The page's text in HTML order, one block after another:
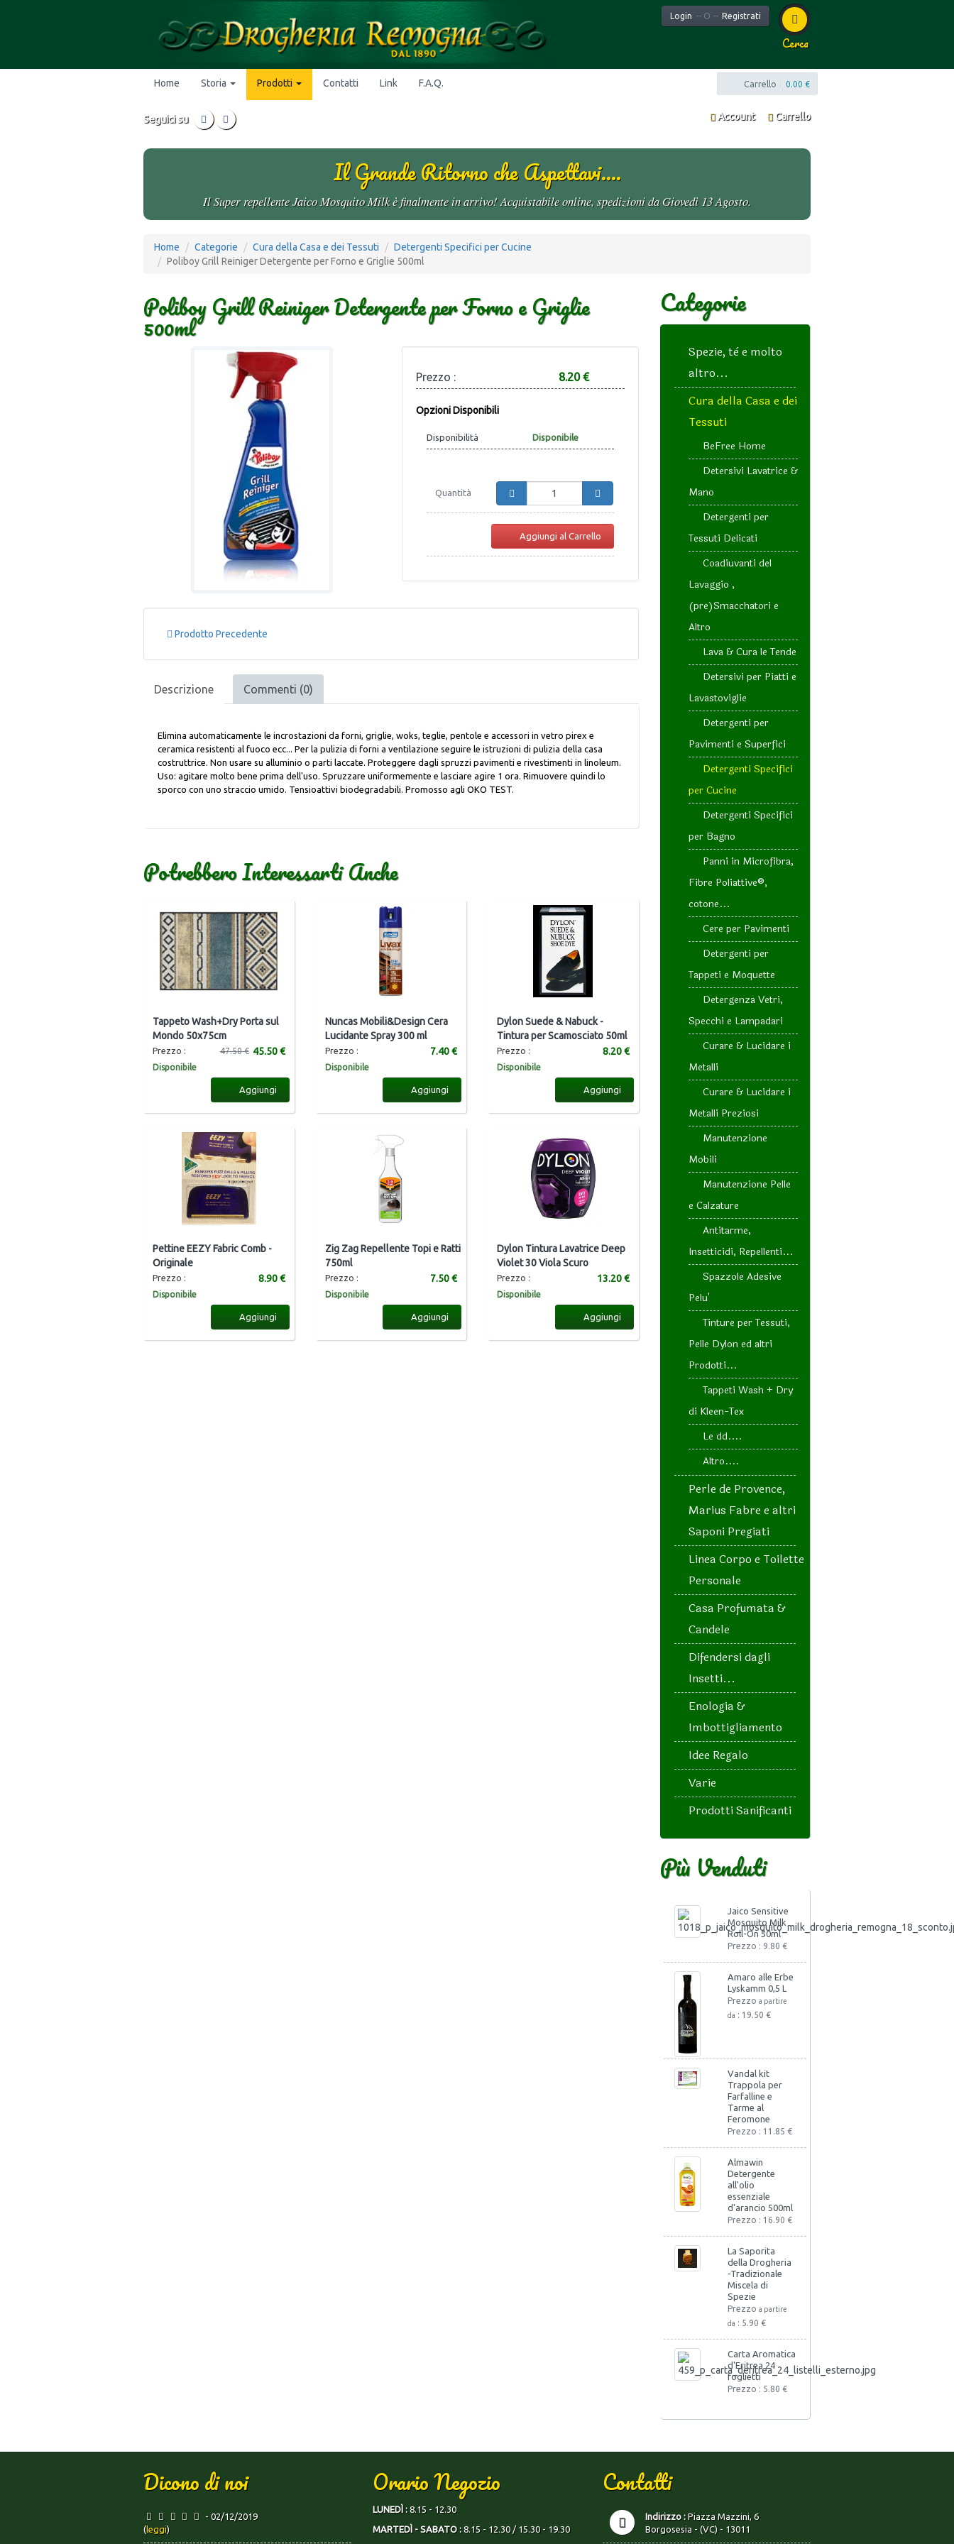
Login -- O -- Registrati
Cerca
Home Storia Prodotti Contatti Link F.A.Q. Carrello 0.00 €
Seguici su Account Carrello
Il Grande Ritorno che Aspettavi....
Il Super repellente Jaico Mosquito Milk è finalmente in arrivo! Acquistabile online, spedizioni da Giovedì 13 Agosto.
Home Categorie Cura della Casa e dei Tessuti
Detergenti Specifici per Cucine
Poliboy Grill Reiniger Detergente per Forno e Griglie 500ml
Poliboy Grill Reiniger Detergente per Forno e Griglie
500ml
Prezzo : 8.20 €
Opzioni Disponibili
Disponibilità Disponibile
Quantità
Aggiungi al Carrello
Prodotto Precedente
Descrizione Commenti (0)
Elimina automaticamente le incrostazioni da forni, griglie, woks, teglie, pentole e accessori in vetro pirex e
ceramica resistenti al fuoco ecc... Per la pulizia di forni a ventilazione seguire le istruzioni di pulizia della casa
costruttrice. Non usare su alluminio o parti laccate. Proteggere dagli spruzzi pavimenti e rivestimenti in linoleum.
Uso: agitare molto bene prima dell'uso. Spruzzare uniformemente e lasciare agire 1 ora. Rimuovere quindi lo
sporco con uno straccio umido. Tensioattivi biodegradabili. Promosso agli OKO TEST.
Potrebbero Interessarti Anche
Tappeto Wash+Dry Porta sul
Mondo 50x75cm
Prezzo : 45.50 €
47.50 €
Disponibile
Aggiungi
Nuncas Mobili&Design Cera
Lucidante Spray 300 ml
Prezzo : 7.40 €
Disponibile
Aggiungi
Dylon Suede & Nabuck -
Tintura per Scamosciato 50ml
Prezzo : 8.20 €
Disponibile
Aggiungi
Pettine EEZY Fabric Comb -
Originale
Prezzo : 8.90 €
Disponibile
Aggiungi
Zig Zag Repellente Topi e Ratti
750ml
Prezzo : 7.50 €
Disponibile
Aggiungi
Dylon Tintura Lavatrice Deep
Violet 30 Viola Scuro
Prezzo : 13.20 €
Disponibile
Aggiungi
Categorie
Spezie, tè e molto
altro...
Cura della Casa e dei
Tessuti
BeFree Home
Detersivi Lavatrice &
Mano
Detergenti per
Tessuti Delicati
Coadiuvanti del
Lavaggio ,
(pre)Smacchatori e
Altro
Lava & Cura le Tende
Detersivi per Piatti e
Lavastoviglie
Detergenti per
Pavimenti e Superfici
Detergenti Specifici
per Cucine
Detergenti Specifici
per Bagno
Panni in Microfibra,
Fibre Poliattive®,
cotone...
Cere per Pavimenti
Detergenti per
Tappeti e Moquette
Detergenza Vetri,
Specchi e Lampadari
Curare & Lucidare i
Metalli
Curare & Lucidare i
Metalli Preziosi
Manutenzione
Mobili
Manutenzione Pelle
e Calzature
Antitarme,
Insetticidi, Repellenti...
Spazzole Adesive
Pelu'
Tinture per Tessuti,
Pelle Dylon ed altri
Prodotti...
Tappeti Wash + Dry
di Kleen-Tex
Le dd....
Altro....
Perle de Provence,
Marius Fabre e altri
Saponi Pregiati
Linea Corpo e Toilette
Personale
Casa Profumata &
Candele
Difendersi dagli
Insetti...
Enologia &
Imbottigliamento
Idee Regalo
Varie
Prodotti Sanificanti
Più Venduti
Jaico Sensitive
Mosquito Milk
Roll-On 50ml
Prezzo : 9.80 €
Amaro alle Erbe
Lyskamm 0,5 L
Prezzo a partire
da : 19.50 €
Vandal kit
Trappola per
Farfalline e
Tarme al
Feromone
Prezzo : 11.85 €
Almawin
Detergente
all'olio
essenziale
d'arancio 500ml
Prezzo : 16.90 €
La Saporita
della Drogheria
-Tradizionale
Miscela di
Spezie
Prezzo a partire
da : 5.90 €
Carta Aromatica
d'Eritrea 24
foglietti
Prezzo : 5.80 €
Dicono di noi
- 02/12/2019
(leggi)
Orario Negozio
LUNEDÌ :8.15 - 12.30
MARTEDÌ - SABATO :8.15 - 12.30 / 15.30 - 19.30
Contatti
Indirizzo :Piazza Mazzini, 6
Borgosesia - (VC) - 13011